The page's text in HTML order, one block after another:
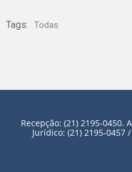
Tags: Todas
Recepção: (21) 2195-
Jurídico: (21) 2195-0457